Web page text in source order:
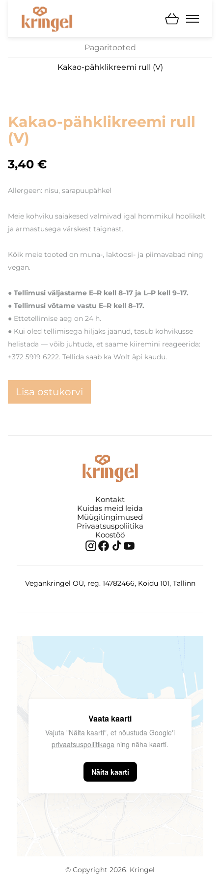
Pagaritooted
Kakao-pähklikreemi rull (V)
Kakao-pähklikreemi rull
(V)
3,40 €
Allergeen: nisu, sarapuupähkel
Meie kohviku saiakesed valmivad igal hommikul hoolikalt
ja armastusega värskest taignast.
Kõik meie tooted on muna-, laktoosi- ja piimavabad ning
vegan.
● Tellimusi väljastame E–R kell 8–17 ja L–P kell 9–17.
● Tellimusi võtame vastu E–R kell 8–17.
● Ettetellimise aeg on 24 h.
● Kui oled tellimisega hiljaks jäänud, tasub kohvikusse
helistada — võib juhtuda, et saame kiiremini reageerida:
+372 5919 6222. Tellida saab ka Wolt äpi kaudu.
Lisa ostukorvi
Kontakt
Kuidas meid leida
Müügitingimused
Privaatsuspoliitika
Koostöö
Vegankringel OÜ, reg. 14782466, Koidu 101, Tallinn
Vaata kaarti
Vajuta "Näita kaarti", et nõustuda Google'i
privaatsuspoliitikaga ning näha kaarti.
Näita kaarti
© Copyright 2026. Kringel